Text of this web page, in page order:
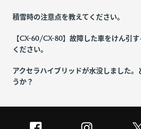
積雪時の注意点を教えてください。
【CX-60/CX-80】故障した車をけん引
ください。
アクセラハイブリッドが水没しました。
うか？